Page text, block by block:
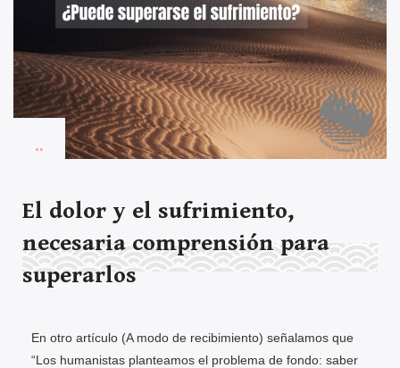
El dolor y el sufrimiento,
necesaria comprensión para
superarlos
En otro artículo (A modo de recibimiento) señalamos que
“Los humanistas planteamos el problema de fondo: saber